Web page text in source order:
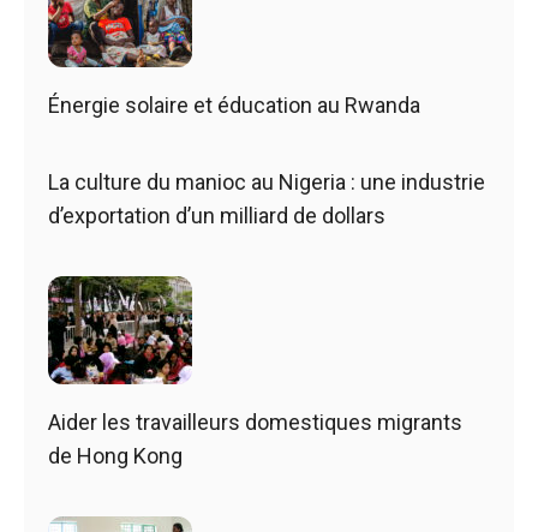
Énergie solaire et éducation au Rwanda
La culture du manioc au Nigeria : une industrie
d’exportation d’un milliard de dollars
Aider les travailleurs domestiques migrants
de Hong Kong